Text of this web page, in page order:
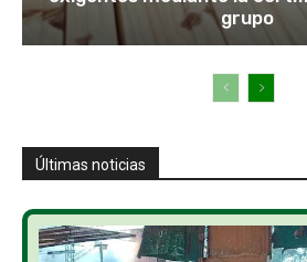
grupo
Últimas noticias